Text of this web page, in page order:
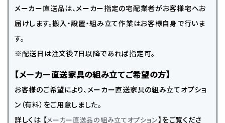
メーカー直送品は、メーカー指定の宅配業者がお客様宅へお
届けします。搬入・設置・組み立て作業はお客様自身で行いま
す。
※配送日は注文後7日以降であれば指定可。
【メーカー直送家具の組み立てご希望の方】
お客様のご希望により、メーカー直送家具の組み立てオプショ
ン（有料）をご用意しました。
詳しくは 【メーカー直送品の組み立てオプション】をご覧くださ